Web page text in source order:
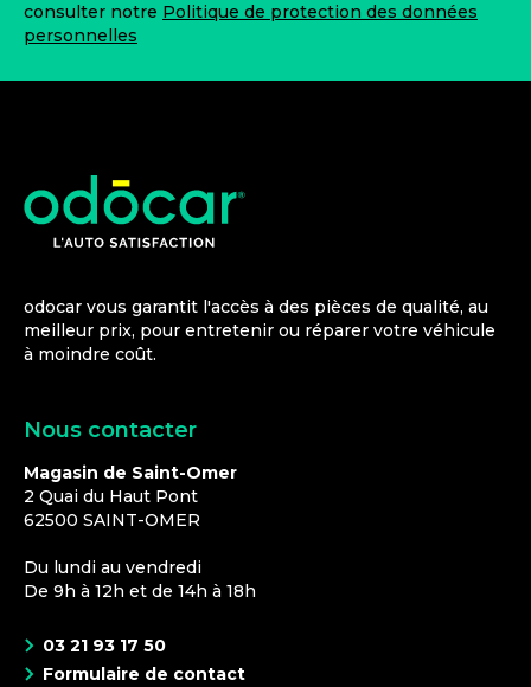
consulter notre Politique de protection des données
personnelles
odocar vous garantit l'accès à des pièces de qualité, au
meilleur prix, pour entretenir ou réparer votre véhicule
à moindre coût.
Nous contacter
Magasin de Saint-Omer
2 Quai du Haut Pont
62500 SAINT-OMER
Du lundi au vendredi
De 9h à 12h et de 14h à 18h
03 21 93 17 50
Formulaire de contact